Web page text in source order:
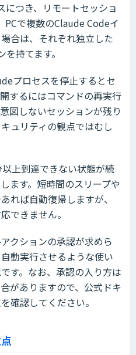
つき、リモートセッショ
PCで複数のClaude Codeイ
合は、それぞれ独立した
持てます。
プロセスを停止するとセ
するにはコマンドの再実行
図しないセッションが残り
ュリティの観点ではむし
上到達できない状態が続
ます。短時間のスリープや
れば自動復帰しますが、
できません。
クションの承認が求めら
動実行させるような使い
す。なお、承認の入り方は
がありますので、公式ドキ
確認してください。